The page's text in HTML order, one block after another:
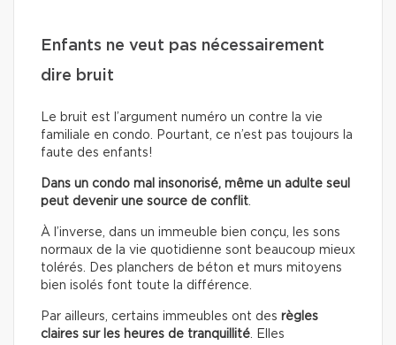
Enfants ne veut pas nécessairement
dire bruit
Le bruit est l’argument numéro un contre la vie
familiale en condo. Pourtant, ce n’est pas toujours la
faute des enfants!
Dans un condo mal insonorisé, même un adulte seul
peut devenir une source de conflit.
À l’inverse, dans un immeuble bien conçu, les sons
normaux de la vie quotidienne sont beaucoup mieux
tolérés. Des planchers de béton et murs mitoyens
bien isolés font toute la différence.
Par ailleurs, certains immeubles ont des règles
claires sur les heures de tranquillité. Elles